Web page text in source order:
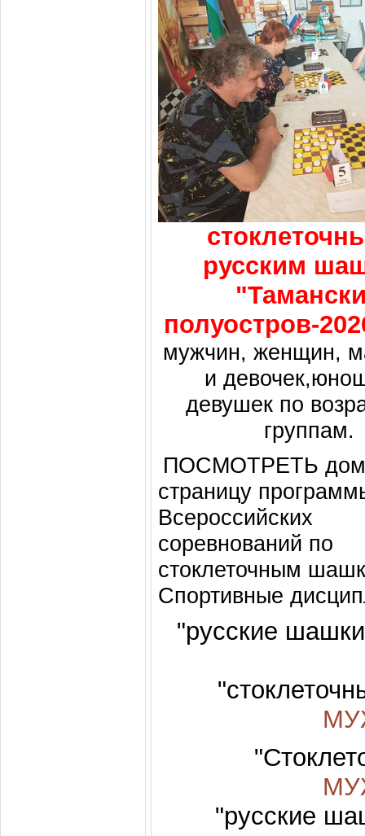
русским
полуостров-
мужчин, женщин,
и
девушек по
группам.
ПОСМОТРЕТЬ
страницу
Всероссийских
соревнований по
стоклеточным
Спортивные
"русские
"русские